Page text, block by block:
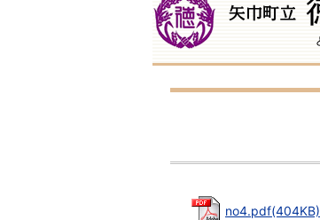
no4.pdf(404KB)